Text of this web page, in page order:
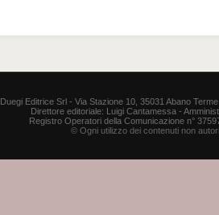
Duegi Editrice Srl - Via Stazione 10, 35031 Abano
Direttore editoriale: Luigi Cantamessa -
Registro Operatori della Comunicazione n°
© Ogni utilizzo dei contenuti non